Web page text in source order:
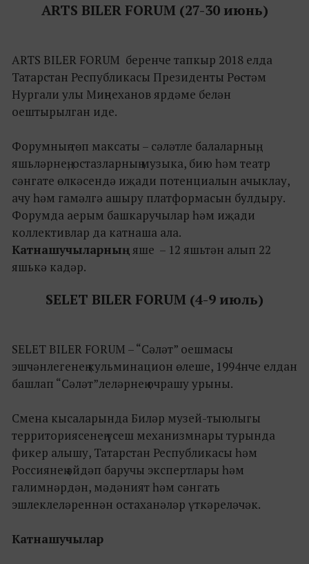
ARTS BILER FORUM (27-30 июнь)
ARTS BILER FORUM беренче тапкыр 2018 елда
Татарстан Республикасы Президенты Рөстәм
Нургали улы Миңнеханов ярдәме белән
оештырылган иде.
Форумның төп максаты – сәләтле балаларның,
яшьләрнең, остазларның музыка, бию һәм театр
сәнгате өлкәсендә иҗади потенциалын ачыклау,
ачу һәм гамәлгә ашыру платформасын булдыру.
Форумда аерым башкаручылар һәм иҗади
коллективлар да катнаша ала.
Катнашучыларныңяше – 12 яшьтән алып 22
яшькә кадәр.
SELET BILER FORUM (4-9 июль)
SELET BILER FORUM – “Сәләт” оешмасы
эшчәнлегенең кульминацион өлеше, 1994нче елдан
башлап “Сәләт”леләрнең очрашу урыны.
Смена кысаларында Биләр музей-тыюлыгы
территориясенең үсеш механизмнары турында
фикер алышу, Татарстан Республикасы һәм
Россиянең әйдәп баручы экспертлары һәм
галимнәрдән, мәдәният һәм сәнгать
эшлеклеләреннән остаханәләр үткәреләчәк.
Катнашучылар